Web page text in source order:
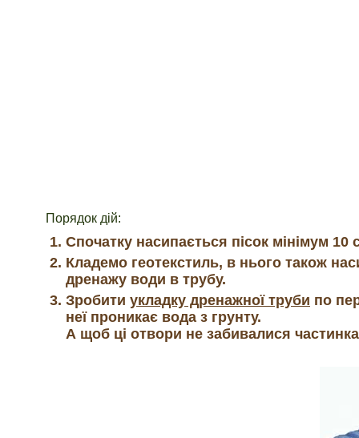
Порядок дій:
Спочатку насипається пісок мінімум 10
Кладемо геотекстиль, в нього також
дренажу води в трубу.
Зробити укладку дренажної труби по
неї проникає вода з грунту.
А щоб ці отвори не забивалися